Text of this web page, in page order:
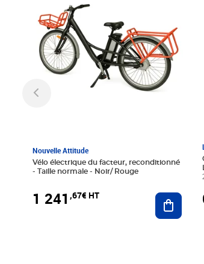
Nouvelle Attitude
Vélo électrique du facteur, reconditionné
- Taille normale - Noir/ Rouge
1 241 ,67€ HT Ajouter